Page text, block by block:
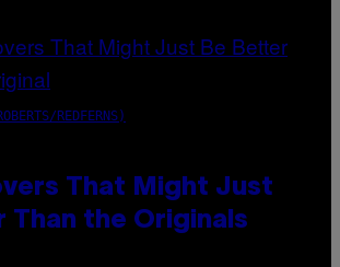
REDFERNS)
That Might Just
Than the Originals